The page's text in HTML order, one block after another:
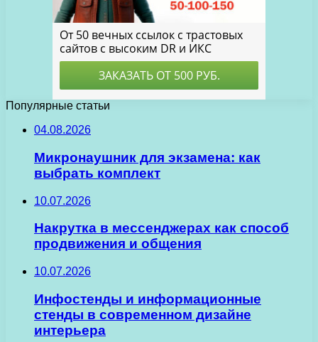
Популярные статьи
04.08.2026
Микронаушник для экзамена: как
выбрать комплект
10.07.2026
Накрутка в мессенджерах как способ
продвижения и общения
10.07.2026
Инфостенды и информационные
стенды в современном дизайне
интерьера